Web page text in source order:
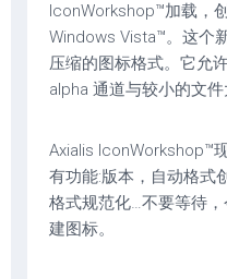
IconWorkshop™加载，
Windows Vista™。这个
压缩的图标格式。它允
alpha 通道与较小的文件
Axialis IconWorkshop™
有功能:版本，自动格式
格式规范化…不要等待
建图标。